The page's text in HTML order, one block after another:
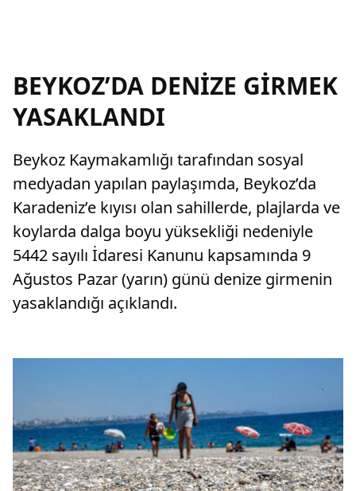
BEYKOZ’DA DENİZE GİRMEK
YASAKLANDI
Beykoz Kaymakamlığı tarafından sosyal
medyadan yapılan paylaşımda, Beykoz’da
Karadeniz’e kıyısı olan sahillerde, plajlarda ve
koylarda dalga boyu yüksekliği nedeniyle
5442 sayılı İdaresi Kanunu kapsamında 9
Ağustos Pazar (yarın) günü denize girmenin
yasaklandığı açıklandı.